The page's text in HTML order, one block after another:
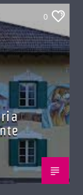
0